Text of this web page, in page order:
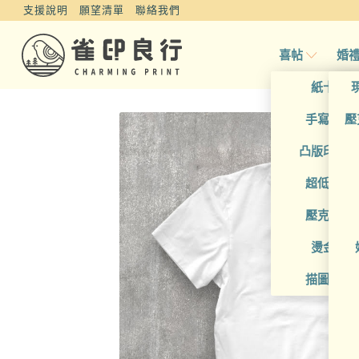
支援說明 願望清單 聯絡我們
喜帖
紙卡喜帖
手寫風喜
凸版印刷
超低價喜
壓克力喜
燙金喜帖
描圖紙喜
婚